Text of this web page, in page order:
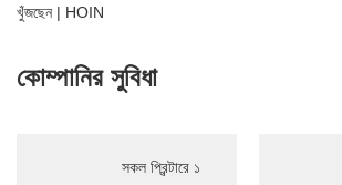
কোম্পানির সুবিধা
সকল প্রিন্টারে ১